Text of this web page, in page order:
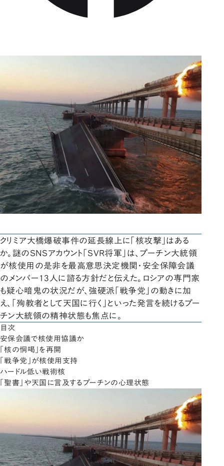
クリミア大橋爆破事件の延長線上に「核攻撃」はある
か。謎のSNSアカウント「SVR将軍」は、プーチン大統領
が核使用の是非を最高意思決定機関・安全保障会議
のメンバー13人に諮る方針だと伝えた。ロシアの専門家
も疑心暗鬼の状況だが、強硬派「戦争党」の動きに加
え、「殉教者として天国に行く」といった発言を続けるプー
チン大統領の精神状態も焦点に。
目次
安保会議で核使用協議か
「核の恫喝」を再開
「戦争党」が核使用支持
ハードル低い戦術核
「聖書」や天国に言及するプーチンの心理状態